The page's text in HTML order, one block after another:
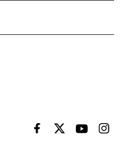
EL PAÍS BRASIL EN
EL PAÍSEL PAÍS
EL